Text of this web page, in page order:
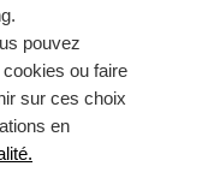
pouvez
ou faire
sur ces choix
en